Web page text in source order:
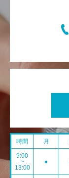
時間 月
9:00
~
13:00
●